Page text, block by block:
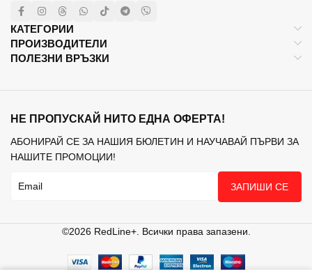
КАТЕГОРИИ
ПРОИЗВОДИТЕЛИ
ПОЛЕЗНИ ВРЪЗКИ
НЕ ПРОПУСКАЙ НИТО ЕДНА ОФЕРТА!
АБОНИРАЙ СЕ ЗА НАШИЯ БЮЛЕТИН И НАУЧАВАЙ ПЪРВИ ЗА
НАШИТЕ ПРОМОЦИИ!
ЗАПИШИ СЕ
©2026 RedLine+. Всички права запазени.